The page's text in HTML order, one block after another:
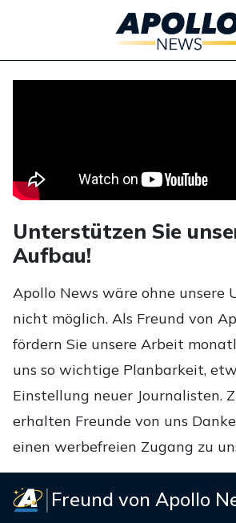
Unterstützen Sie
Aufbau!
Apollo News wäre ohne unsere
nicht möglich. Als Freund von
fördern Sie unsere Arbeit
uns so wichtige Planbarkeit,
Einstellung neuer Journalisten.
erhalten Freunde von uns
einen werbefreien Zugang zu
Freund von Apollo